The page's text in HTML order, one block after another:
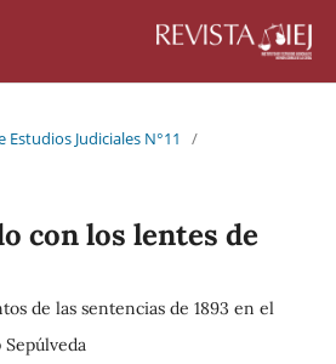
Estudios Judiciales N°11
/
con los lentes de
de las sentencias de 1893 en el